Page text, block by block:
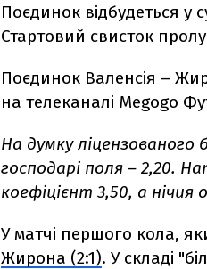
Поєдинок відбудеться у
Стартовий свисток
Поєдинок Валенсія –
на телеканалі Megogo
На думку ліцензованого
господарі поля – 2,20.
коефіцієнт 3,50, а нічия
У матчі першого кола,
Жирона (2:1). У складі